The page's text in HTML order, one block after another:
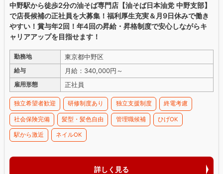
中野駅から徒歩2分の油そば専門店【油そば日本油党 中野支部】
で店長候補の正社員を大募集！福利厚生充実＆月9日休みで働き
やすい！賞与年2回！年4回の昇給・昇格制度で安心しながらキ
ャリアアップを目指せます！
勤務地 東京都中野区
給与 月給：340,000円～
雇用形態 正社員
独立希望者歓迎 研修制度あり 独立支援制度 終電考慮
社会保険完備 髪型・髪色自由 管理職候補 ひげOK
駅から激近 ネイルOK
詳しく見る